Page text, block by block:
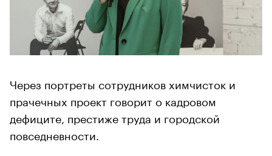
Через портреты сотрудников химчисток и
прачечных проект говорит о кадровом
дефиците, престиже труда и городской
повседневности.